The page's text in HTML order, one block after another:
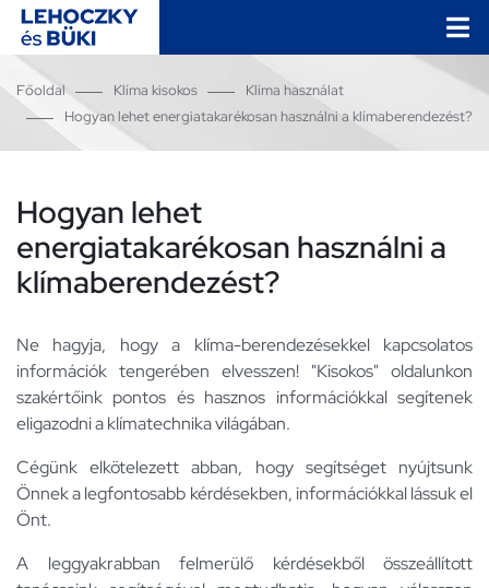
Főoldal Klíma kisokos
Klíma használat
Hogyan lehet energiatakarékosan használni a klímaberendezést?
Hogyan lehet
energiatakarékosan használni a
klímaberendezést?
Ne hagyja, hogy a klíma-berendezésekkel kapcsolatos
információk tengerében elvesszen! "Kisokos" oldalunkon
szakértőink pontos és hasznos információkkal segítenek
eligazodni a klímatechnika világában.
Cégünk elkötelezett abban, hogy segítséget nyújtsunk
Önnek a legfontosabb kérdésekben, információkkal lássuk el
Önt.
A leggyakrabban felmerülő kérdésekből összeállított